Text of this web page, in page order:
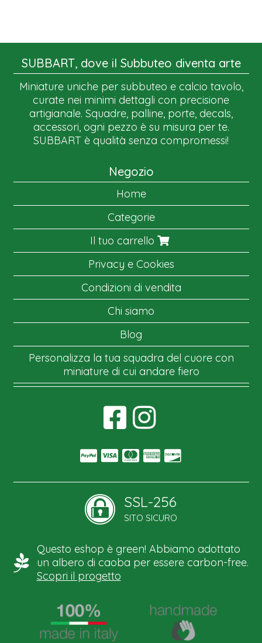
SUBBART, dove il Subbuteo diventa arte
Miniature uniche per subbuteo e calcio tavolo,
curate nei minimi dettagli con precisione
artigianale. Squadre, palline, porte, decals,
accessori, ogni pezzo è su misura per te.
SUBBART è qualità senza compromessi!
Negozio
Home
Categorie
Il tuo carrello
Privacy e Cookies
Condizioni di vendita
Chi siamo
Blog
Personalizza la tua squadra del cuore con
miniature di cui andare fiero
SSL-256
SITO SICURO
Questo eshop è green! Abbiamo adottato
un albero di caoba per essere carbon-free.
Scopri il progetto